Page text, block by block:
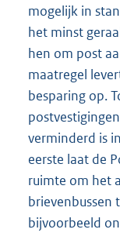
mogelijk in
het minst
hen om post
maatregel
besparing op.
verminderd is
eerste laat de
ruimte om het
brievenbussen
bijvoorbeeld